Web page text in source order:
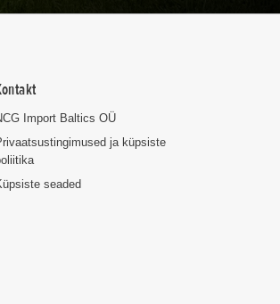
Import Baltics OÜ
ja küpsiste
seaded